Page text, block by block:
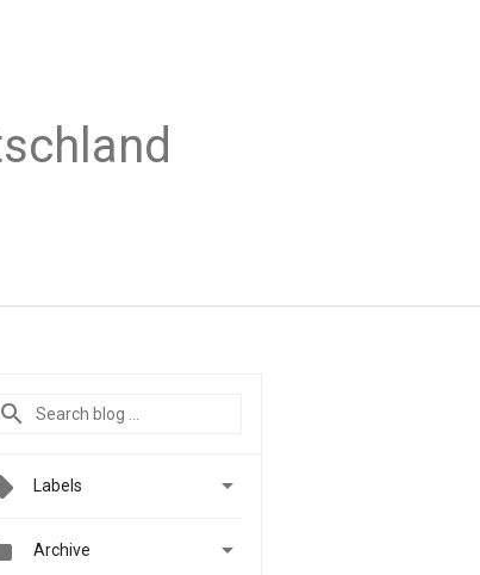
Labels 
Archive 